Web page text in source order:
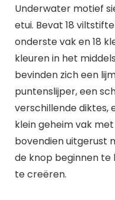
Underwater motief
etui. Bevat 18
onderste vak en 18
kleuren in het
bevinden zich een
puntenslijper, een
verschillende diktes,
klein geheim vak
bovendien uitgerust
de knop beginnen
te creëren.